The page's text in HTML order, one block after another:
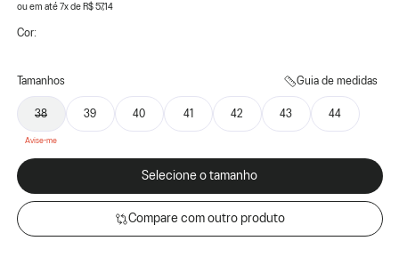
ou 7xde R$ 57,14
Cor:
Tamanhos Guia de medidas
38 39 40 41 42 43 44
Selecione o tamanho
Compare com outro produto